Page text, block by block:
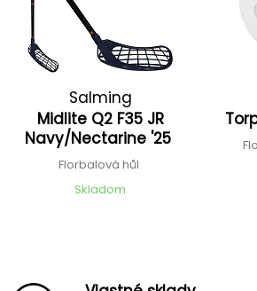
Salming
Midlite Q2 F35 JR
Navy/Nectarine '25
Florbalová hůl
Skladom